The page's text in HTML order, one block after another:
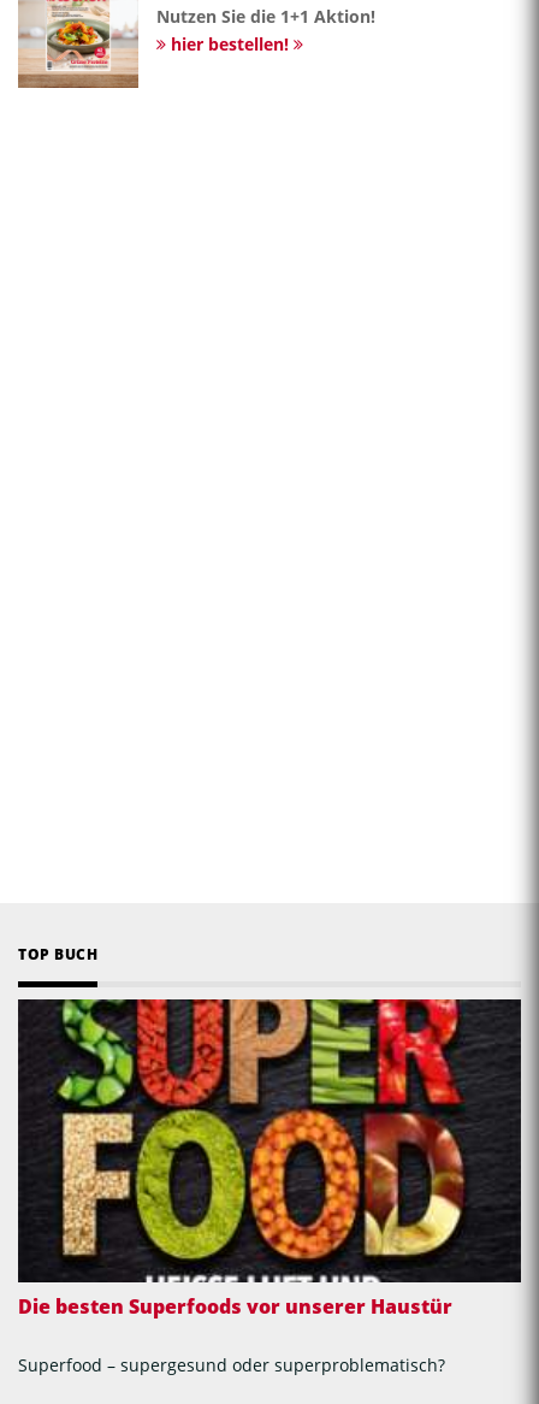
Nutzen Sie die 1+1 Aktion!
hier bestellen!
TOP BUCH
Die besten Superfoods vor unserer Haustür
Superfood – supergesund oder superproblematisch?